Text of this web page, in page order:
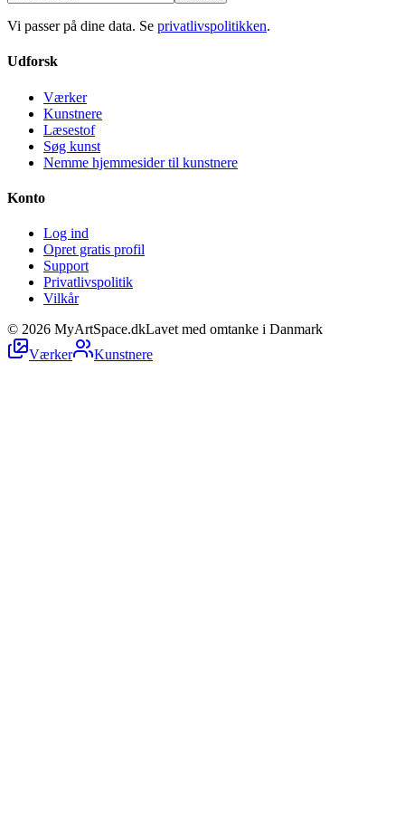
Vi passer på dine data. Se privatlivspolitikken.
Udforsk
Værker
Kunstnere
Læsestof
Søg kunst
Nemme hjemmesider til kunstnere
Konto
Log ind
Opret gratis profil
Support
Privatlivspolitik
Vilkår
© 2026 MyArtSpace.dkLavet med omtanke i Danmark
Værker
Kunstnere